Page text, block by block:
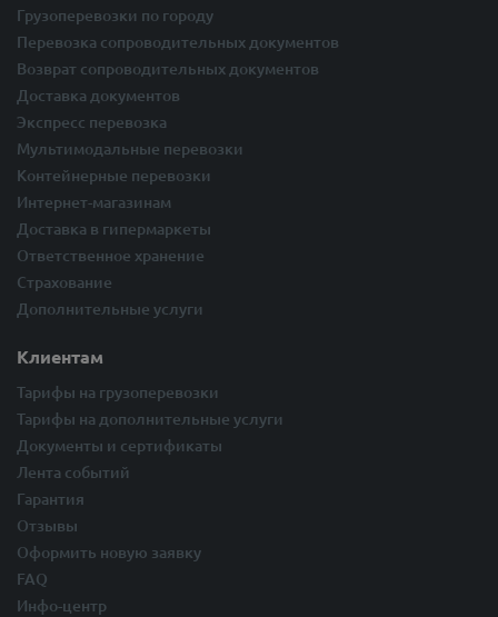
Грузоперевозки по городу
Перевозка сопроводительных документов
Возврат сопроводительных документов
Доставка документов
Экспресс перевозка
Мультимодальные перевозки
Контейнерные перевозки
Интернет-магазинам
Доставка в гипермаркеты
Ответственное хранение
Страхование
Дополнительные услуги
Клиентам
Тарифы на грузоперевозки
Тарифы на дополнительные услуги
Документы и сертификаты
Лента событий
Гарантия
Отзывы
Оформить новую заявку
FAQ
Инфо-центр